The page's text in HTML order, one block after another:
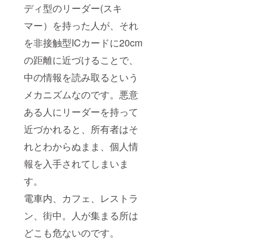
ディ型のリーダー(スキ
マー）を持った人が、それ
を非接触型ICカードに20cm
の距離に近づけることで、
中の情報を読み取るという
メカニズムなのです。悪意
ある人にリーダーを持って
近づかれると、所有者はそ
れとわからぬまま、個人情
報を入手されてしまいま
す。
電車内、カフェ、レストラ
ン、街中。人が集まる所は
どこも危ないのです。